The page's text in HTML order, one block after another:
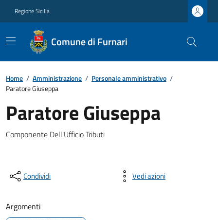
Regione Sicilia
Comune di Furnari
Home / Amministrazione / Personale amministrativo /
Paratore Giuseppa
Paratore Giuseppa
Componente Dell'Ufficio Tributi
Condividi Vedi azioni
Argomenti